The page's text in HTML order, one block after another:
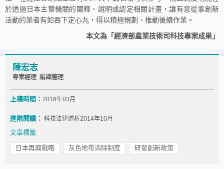
於透過日本主管機關的闡釋、說明或認定相關計畫，讓有意從事創新
活動的業者有如吞下定心丸，得以積極規劃、推動後續作業。
本文為「經濟部產業技術司科技專案成果」
陳宏志
專案經理 編譯整理
上稿時間： 2016年03月
進階閱讀： 科技法律透析2014年10月
文章標籤
日本再興戰略 灰色地帶消除制度 研發創新政策